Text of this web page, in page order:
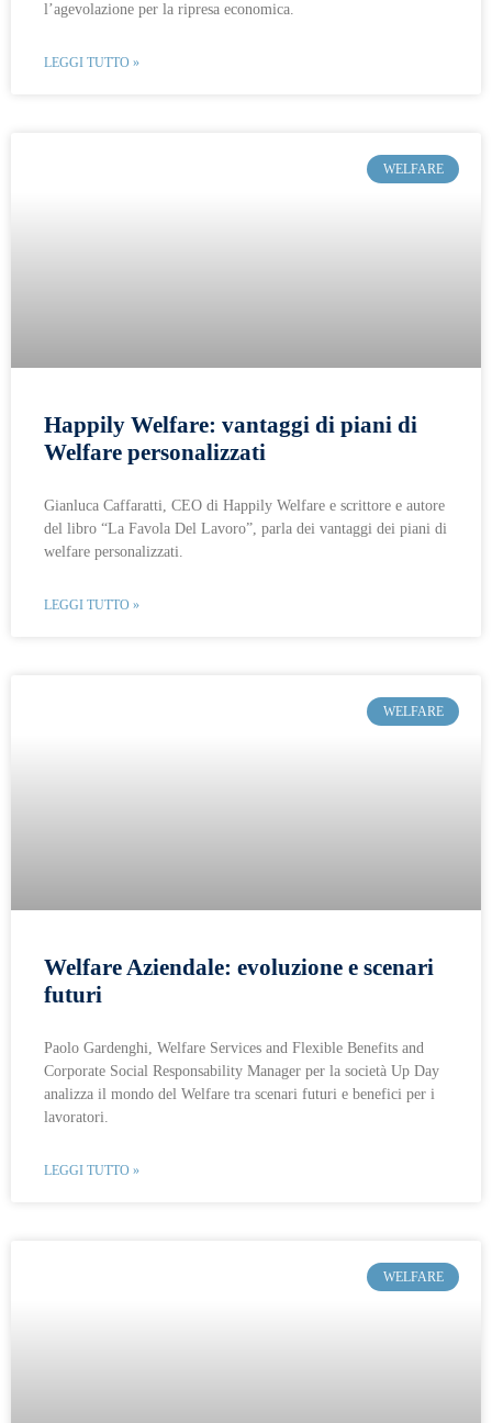
l’agevolazione per la ripresa economica.
LEGGI TUTTO »
WELFARE
Happily Welfare: vantaggi di piani di
Welfare personalizzati
Gianluca Caffaratti, CEO di Happily Welfare e scrittore e autore
del libro “La Favola Del Lavoro”, parla dei vantaggi dei piani di
welfare personalizzati.
LEGGI TUTTO »
WELFARE
Welfare Aziendale: evoluzione e scenari
futuri
Paolo Gardenghi, Welfare Services and Flexible Benefits and
Corporate Social Responsability Manager per la società Up Day
analizza il mondo del Welfare tra scenari futuri e benefici per i
lavoratori.
LEGGI TUTTO »
WELFARE